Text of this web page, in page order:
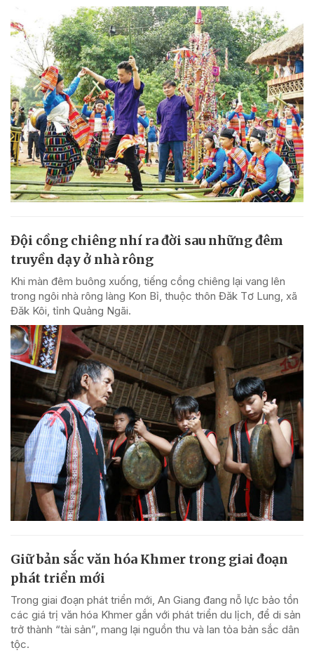
Đội cồng chiêng nhí ra đời sau những đêm
truyền dạy ở nhà rông
Khi màn đêm buông xuống, tiếng cồng chiêng lại vang lên
trong ngôi nhà rông làng Kon Bỉ, thuộc thôn Đăk Tơ Lung, xã
Đăk Kôi, tỉnh Quảng Ngãi.
Giữ bản sắc văn hóa Khmer trong giai đoạn
phát triển mới
Trong giai đoạn phát triển mới, An Giang đang nỗ lực bảo tồn
các giá trị văn hóa Khmer gắn với phát triển du lịch, để di sản
trở thành “tài sản”, mang lại nguồn thu và lan tỏa bản sắc dân
tộc.